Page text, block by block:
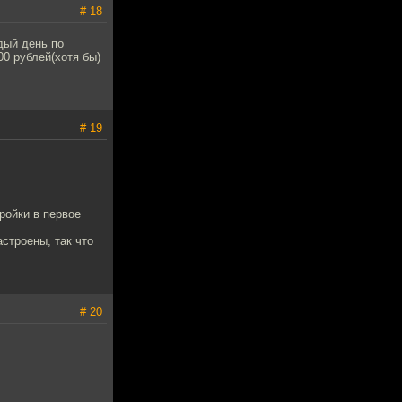
# 18
день по
рублей(хотя бы)
# 19
в первое
так что
# 20